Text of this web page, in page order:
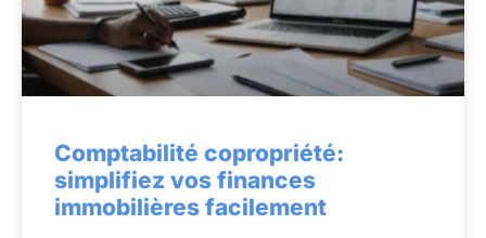
Comptabilité copropriété:
simplifiez vos finances
immobilières facilement